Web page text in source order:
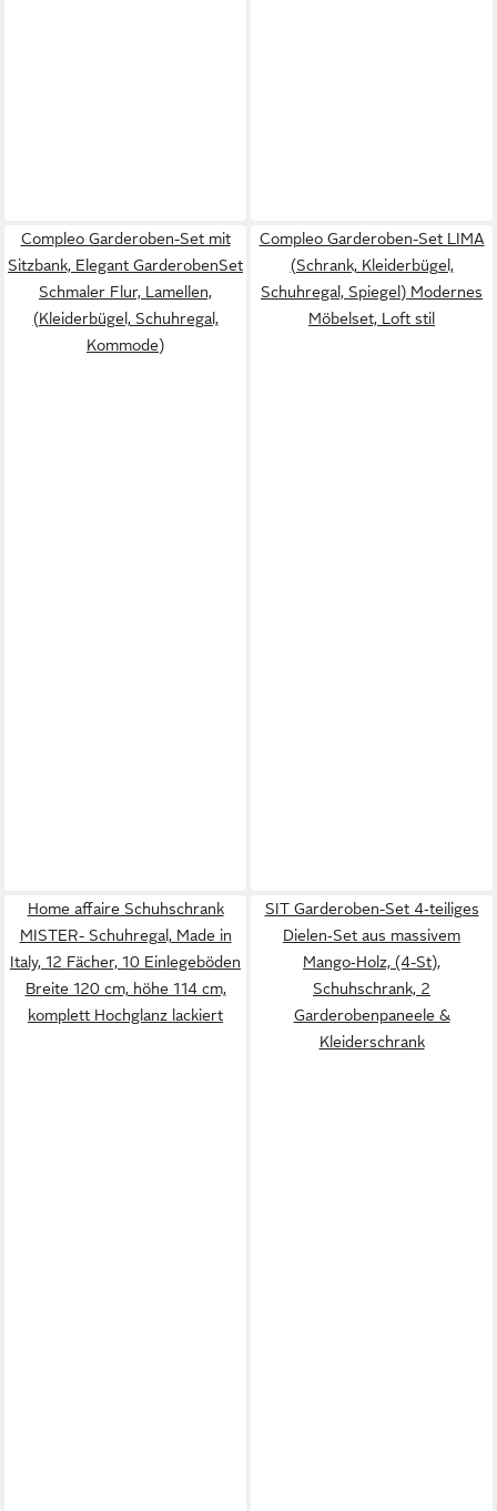
Compleo Garderoben-Set mit
Sitzbank, Elegant GarderobenSet
Schmaler Flur, Lamellen,
(Kleiderbügel, Schuhregal,
Kommode)
Compleo Garderoben-Set LIMA
(Schrank, Kleiderbügel,
Schuhregal, Spiegel) Modernes
Möbelset, Loft stil
Home affaire Schuhschrank
MISTER- Schuhregal, Made in
Italy, 12 Fächer, 10 Einlegeböden
Breite 120 cm, höhe 114 cm,
komplett Hochglanz lackiert
SIT Garderoben-Set 4‑teiliges
Dielen‑Set aus massivem
Mango‑Holz, (4-St),
Schuhschrank, 2
Garderobenpaneele &
Kleiderschrank